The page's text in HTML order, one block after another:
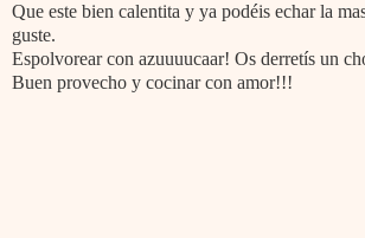
Que este bien calentita y ya podéis echar la
guste.
Espolvorear con azuuuucaar! Os derretís un
Buen provecho y cocinar con amor!!!